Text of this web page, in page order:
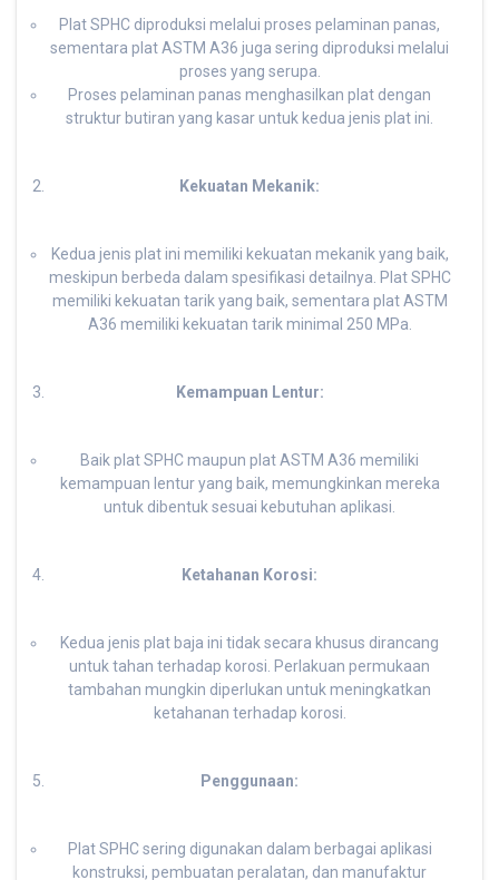
Plat SPHC diproduksi melalui proses pelaminan panas,
sementara plat ASTM A36 juga sering diproduksi melalui
proses yang serupa.
Proses pelaminan panas menghasilkan plat dengan
struktur butiran yang kasar untuk kedua jenis plat ini.
Kekuatan Mekanik:
Kedua jenis plat ini memiliki kekuatan mekanik yang baik,
meskipun berbeda dalam spesifikasi detailnya. Plat SPHC
memiliki kekuatan tarik yang baik, sementara plat ASTM
A36 memiliki kekuatan tarik minimal 250 MPa.
Kemampuan Lentur:
Baik plat SPHC maupun plat ASTM A36 memiliki
kemampuan lentur yang baik, memungkinkan mereka
untuk dibentuk sesuai kebutuhan aplikasi.
Ketahanan Korosi:
Kedua jenis plat baja ini tidak secara khusus dirancang
untuk tahan terhadap korosi. Perlakuan permukaan
tambahan mungkin diperlukan untuk meningkatkan
ketahanan terhadap korosi.
Penggunaan:
Plat SPHC sering digunakan dalam berbagai aplikasi
konstruksi, pembuatan peralatan, dan manufaktur